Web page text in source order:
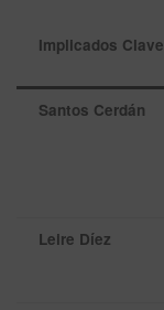
Implicados Clave
Santos Cerdán
Leire Díez